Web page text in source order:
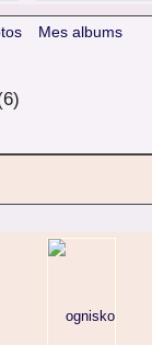
Mes albums